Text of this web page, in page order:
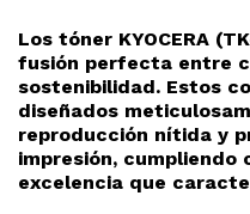
Los tóner KYOCERA
fusión perfecta entre
sostenibilidad. Estos
diseñados
reproducción nítida y
impresión, cumpliendo
excelencia que